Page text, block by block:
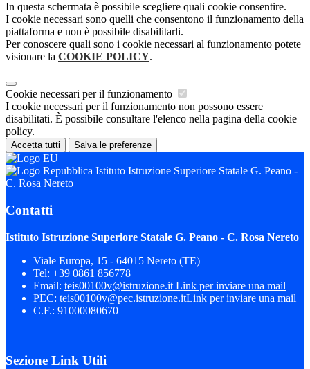
In questa schermata è possibile scegliere quali cookie consentire.
I cookie necessari sono quelli che consentono il funzionamento della
piattaforma e non è possibile disabilitarli.
Per conoscere quali sono i cookie necessari al funzionamento potete
visionare la COOKIE POLICY.
Cookie necessari per il funzionamento
I cookie necessari per il funzionamento non possono essere
disabilitati. È possibile consultare l'elenco nella pagina della cookie
policy.
Accetta tutti Salva le preferenze
Istituto Istruzione Superiore Statale G. Peano -
C. Rosa Nereto
Contatti
Istituto Istruzione Superiore Statale G. Peano - C. Rosa Nereto
Viale Europa, 15 - 64015 Nereto (TE)
Tel: +39 0861 856778
Email: teis00100v@istruzione.it Link per inviare una mail
PEC: teis00100v@pec.istruzione.itLink per inviare una mail
C.F.: 91000080670
Sezione Link Utili